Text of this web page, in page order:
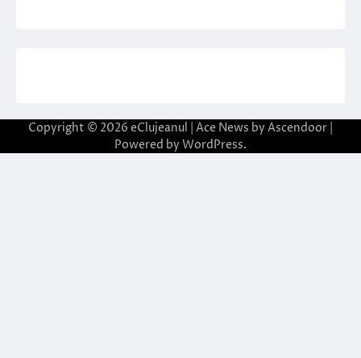
Copyright © 2026 eClujeanul | Ace News by Ascendoor
Powered by WordPress.